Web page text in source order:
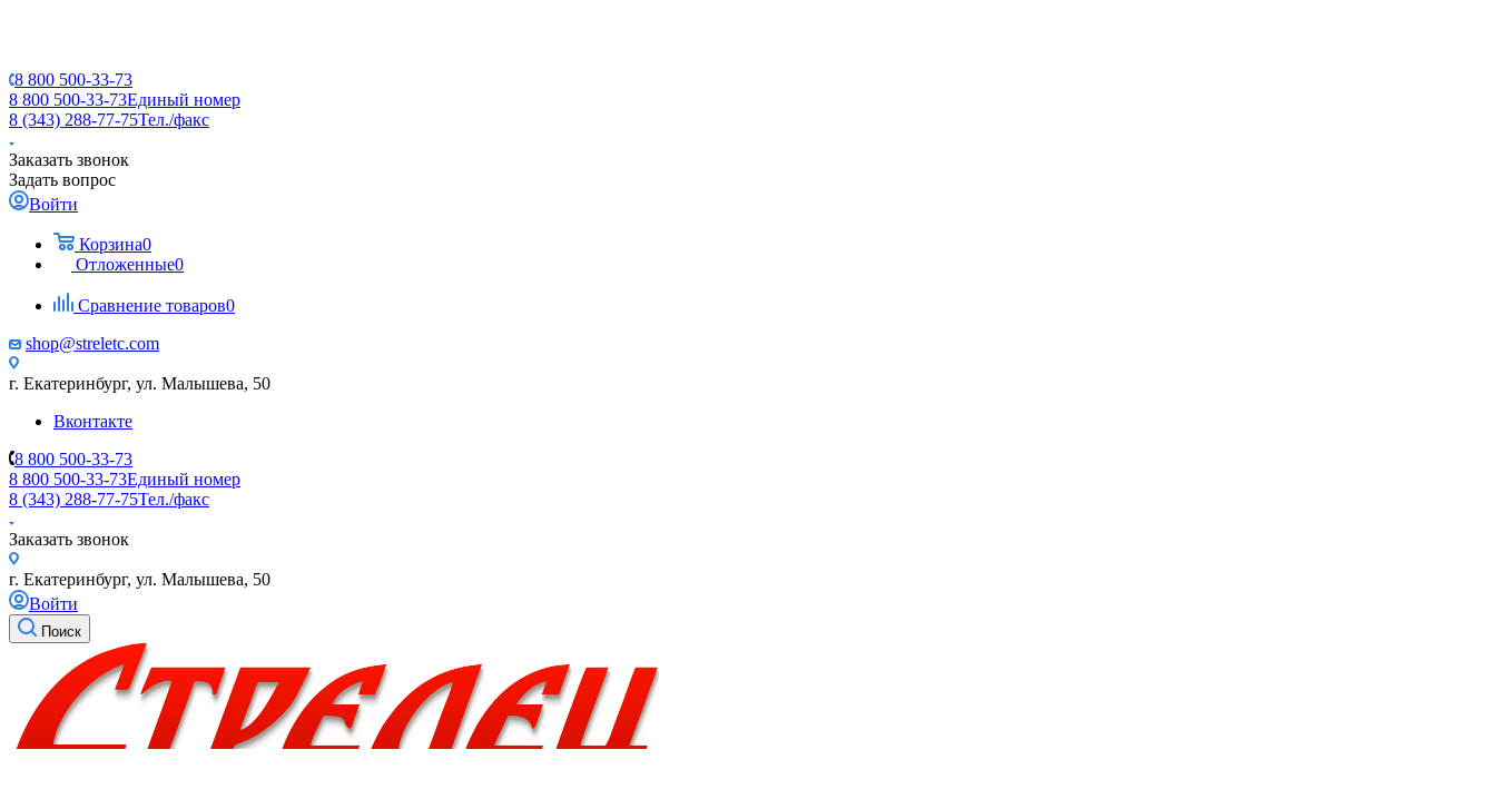
8 800 500-33-73
8 800 500-33-73Единый номер
8 (343) 288-77-75Тел./факс
Заказать звонок
Задать вопрос
Войти
Корзина0
Отложенные0
Сравнение товаров0
shop@streletc.com
г. Екатеринбург, ул. Малышева, 50
Вконтакте
8 800 500-33-73
8 800 500-33-73Единый номер
8 (343) 288-77-75Тел./факс
Заказать звонок
г. Екатеринбург, ул. Малышева, 50
Войти
Поиск